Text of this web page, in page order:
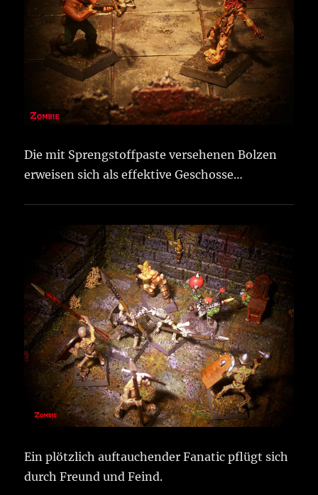
Die mit Sprengstoffpaste versehenen Bolzen
erweisen sich als effektive Geschosse…
Ein plötzlich auftauchender Fanatic pflügt sich
durch Freund und Feind.